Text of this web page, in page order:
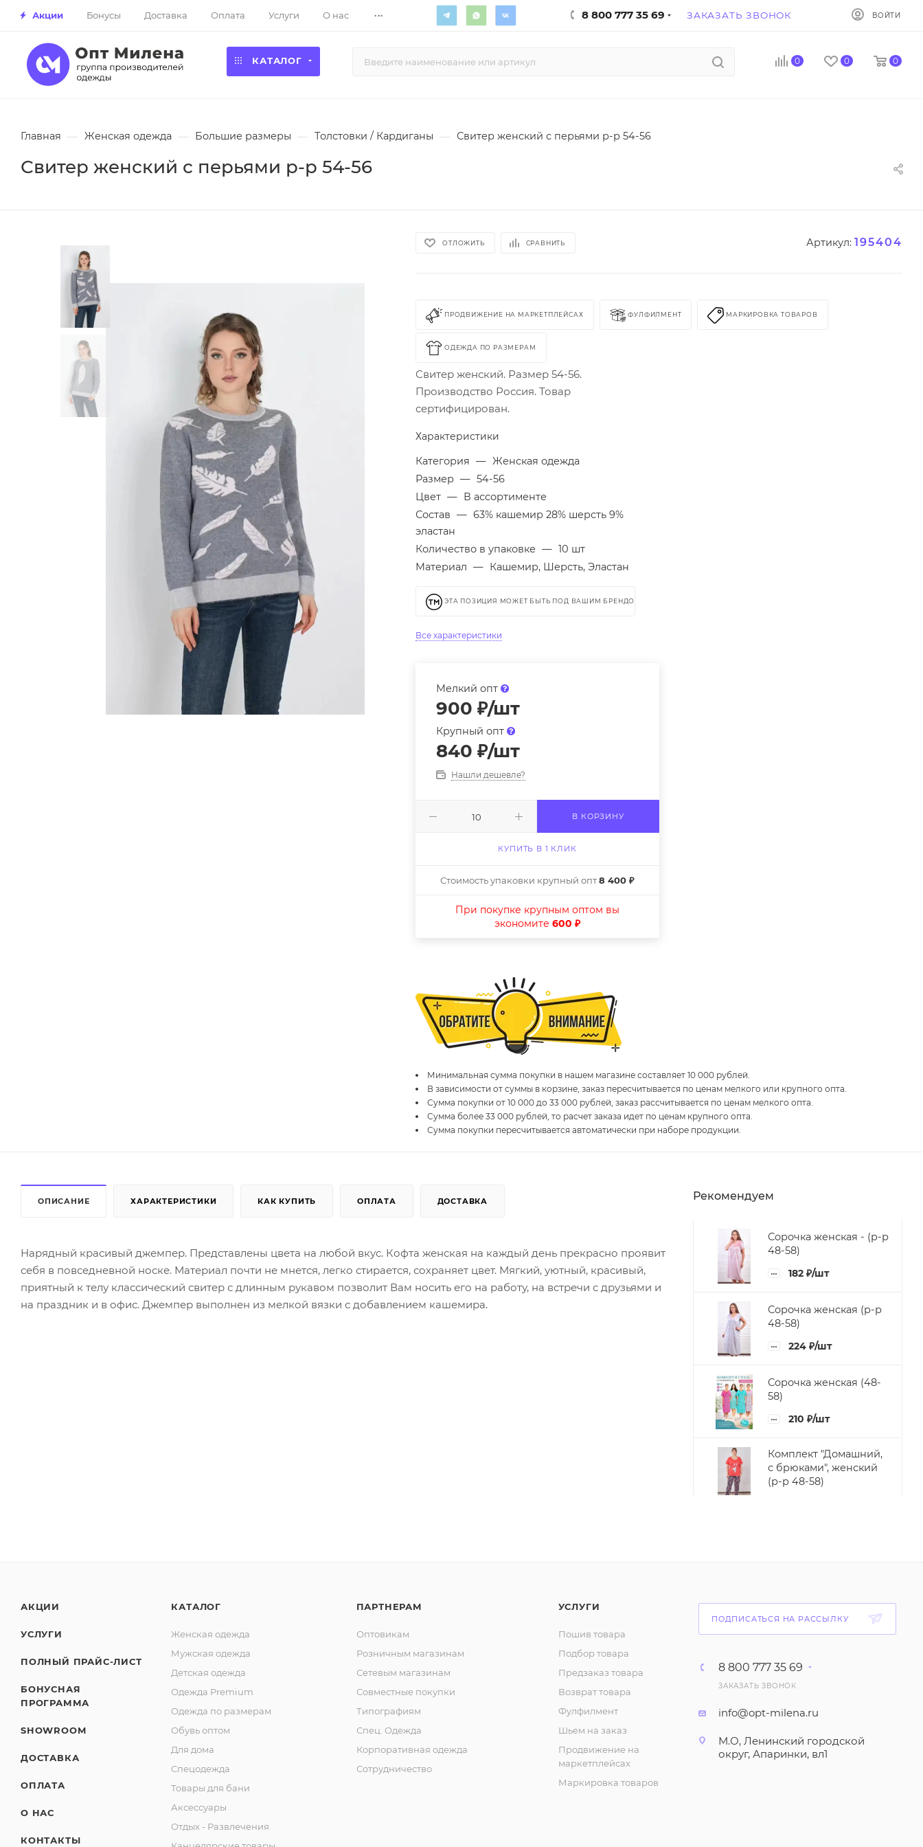
Акции Бонусы Доставка Оплата Услуги О нас ... 8 800 777 35 69 ЗАКАЗАТЬ ЗВОНОК ВОЙТИ
КАТАЛОГ 0 0 0
Главная — Женская одежда — Большие размеры — Толстовки / Кардиганы — Свитер женский с перьями р-р 54-56
Свитер женский с перьями р-р 54-56
ОТЛОЖИТЬ СРАВНИТЬ Артикул: 195404
ПРОДВИЖЕНИЕ НА МАРКЕТПЛЕЙСАХ ФУЛФИЛМЕНТ МАРКИРОВКА ТОВАРОВ
ОДЕЖДА ПО РАЗМЕРАМ
Свитер женский. Размер 54-56.
Производство Россия. Товар
сертифицирован.
Характеристики
Категория — Женская одежда
Размер — 54-56
Цвет — В ассортименте
Состав — 63% кашемир 28% шерсть 9%
эластан
Количество в упаковке — 10 шт
Материал — Кашемир, Шерсть, Эластан
ЭТА ПОЗИЦИЯ МОЖЕТ БЫТЬ ПОД ВАШИМ БРЕНДОМ
Все характеристики
Мелкий опт
900 ₽/шт
Крупный опт
840 ₽/шт
Нашли дешевле?
В КОРЗИНУ
КУПИТЬ В 1 КЛИК
Стоимость упаковки крупный опт8 400 ₽
При покупке крупным оптом вы
экономите 600 ₽
Минимальная сумма покупки в нашем магазине составляет 10 000 рублей.
В зависимости от суммы в корзине, заказ пересчитывается по ценам мелкого или крупного опта.
Сумма покупки от 10 000 до 33 000 рублей, заказ рассчитывается по ценам мелкого опта.
Сумма более 33 000 рублей, то расчет заказа идет по ценам крупного опта.
Сумма покупки пересчитывается автоматически при наборе продукции.
ОПИСАНИЕ ХАРАКТЕРИСТИКИ КАК КУПИТЬ ОПЛАТА ДОСТАВКА
Нарядный красивый джемпер. Представлены цвета на любой вкус. Кофта женская на каждый день прекрасно проявит
себя в повседневной носке. Материал почти не мнется, легко стирается, сохраняет цвет. Мягкий, уютный, красивый,
приятный к телу классический свитер с длинным рукавом позволит Вам носить его на работу, на встречи с друзьями и
на праздник и в офис. Джемпер выполнен из мелкой вязки с добавлением кашемира.
Рекомендуем
Сорочка женская - (р-р
48-58)
182 ₽/шт
Сорочка женская (р-р
48-58)
224 ₽/шт
Сорочка женская (48-
58)
210 ₽/шт
Комплект "Домашний,
с брюками", женский
(р-р 48-58)
бретелях" женская.
Черная (р-р 48-56)
91₽
женская (р-р 48-62)
АКЦИИ
УСЛУГИ
ПОЛНЫЙ ПРАЙС-ЛИСТ
БОНУСНАЯ
ПРОГРАММА
SHOWROOM
ДОСТАВКА
ОПЛАТА
О НАС
КОНТАКТЫ
КАТАЛОГ
Женская одежда
Мужская одежда
Детская одежда
Одежда Premium
Одежда по размерам
Обувь оптом
Для дома
Спецодежда
Товары для бани
Аксессуары
Отдых - Развлечения
ПАРТНЕРАМ
Оптовикам
Розничным магазинам
Сетевым магазинам
Совместные покупки
Типографиям
Спец. Одежда
Корпоративная одежда
Сотрудничество
УСЛУГИ
Пошив товара
Подбор товара
Предзаказ товара
Возврат товара
Фулфилмент
Шьем на заказ
Продвижение на
маркетплейсах
Маркировка товаров
ПОДПИСАТЬСЯ НА РАССЫЛКУ
8 800 777 35 69
ЗАКАЗАТЬ ЗВОНОК
info@opt-milena.ru
М.О, Ленинский городской
округ, Апаринки, вл1